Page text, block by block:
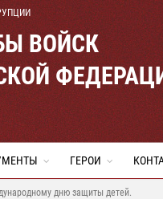
ВОЙСК
ГЕРОИ
дню защиты детей.